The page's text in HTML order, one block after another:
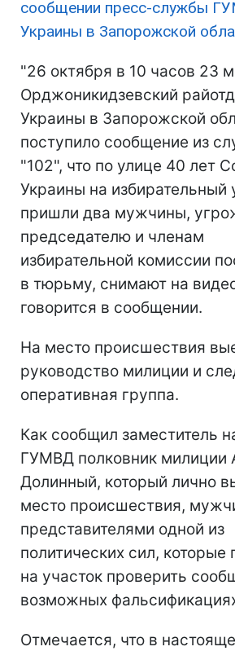
сообщении пресс-службы
Украины в Запорожской
"26 октября в 10 часов 23
Орджоникидзевский
Украины в Запорожской
поступило сообщение из
"102", что по улице 40 лет
Украины на избирательный
пришли два мужчины,
председателю и членам
избирательной комиссии
в тюрьму, снимают на
говорится в сообщении.
На место происшествия
руководство милиции и
оперативная группа.
Как сообщил заместитель
ГУМВД полковник милиции
Долинный, который лично
место происшествия,
представителями одной из
политических сил, которые
на участок проверить
возможных
Отмечается, что в